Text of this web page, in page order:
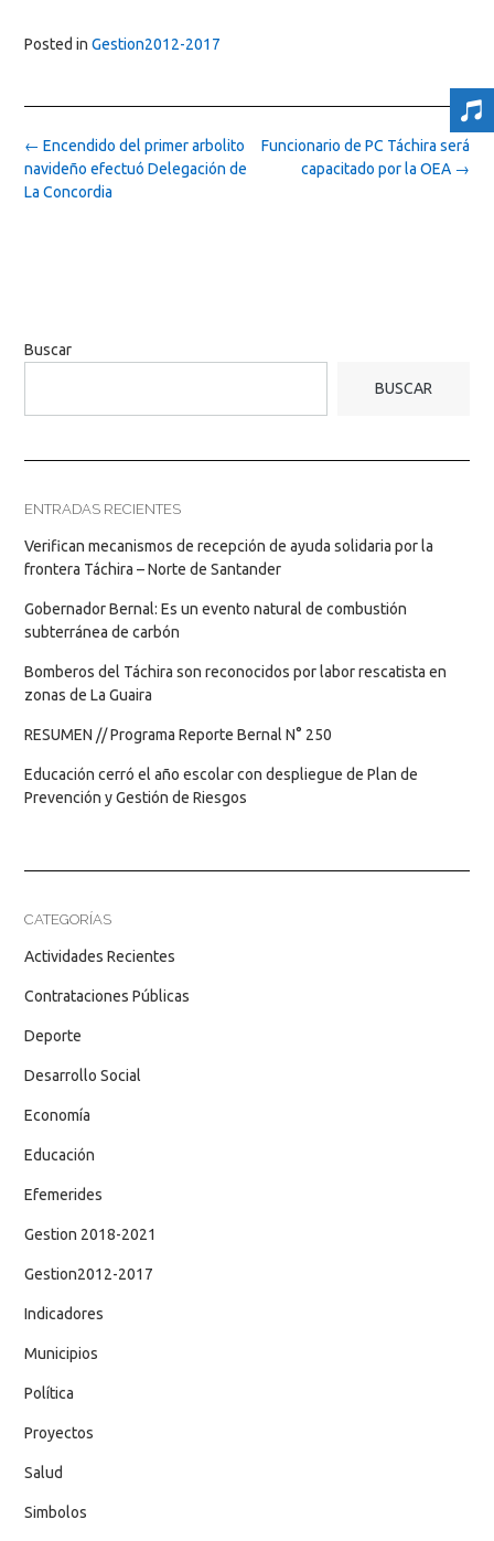
Posted in Gestion2012-2017
Post
navigation
Funcionario de PC Táchira será
capacitado por la OEA →
← Encendido del primer arbolito
navideño efectuó Delegación de
La Concordia
Buscar
BUSCAR
ENTRADAS RECIENTES
Verifican mecanismos de recepción de ayuda solidaria por la
frontera Táchira – Norte de Santander
Gobernador Bernal: Es un evento natural de combustión
subterránea de carbón
Bomberos del Táchira son reconocidos por labor rescatista en
zonas de La Guaira
RESUMEN // Programa Reporte Bernal N° 250
Educación cerró el año escolar con despliegue de Plan de
Prevención y Gestión de Riesgos
CATEGORÍAS
Actividades Recientes
Contrataciones Públicas
Deporte
Desarrollo Social
Economía
Educación
Efemerides
Gestion 2018-2021
Gestion2012-2017
Indicadores
Municipios
Política
Proyectos
Salud
Simbolos